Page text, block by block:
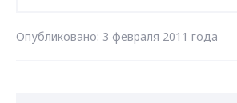
Опубликовано: 3 февраля 2011 года